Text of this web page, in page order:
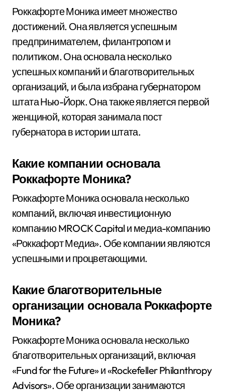
Роккафорте Моника имеет множество
достижений. Она является успешным
предпринимателем, филантропом и
политиком. Она основала несколько
успешных компаний и благотворительных
организаций, и была избрана губернатором
штата Нью-Йорк. Она также является первой
женщиной, которая занимала пост
губернатора в истории штата.
Какие компании основала
Роккафорте Моника?
Роккафорте Моника основала несколько
компаний, включая инвестиционную
компанию MROCK Capital и медиа-компанию
«Роккафорт Медиа». Обе компании являются
успешными и процветающими.
Какие благотворительные
организации основала Роккафорте
Моника?
Роккафорте Моника основала несколько
благотворительных организаций, включая
«Fund for the Future» и «Rockefeller Philanthropy
Advisors». Обе организации занимаются